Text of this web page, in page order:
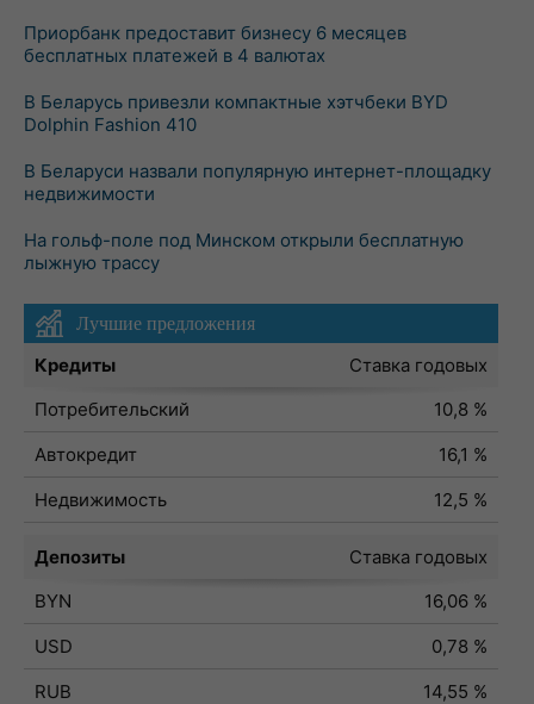
Приорбанк предоставит бизнесу 6 месяцев
бесплатных платежей в 4 валютах
В Беларусь привезли компактные хэтчбеки BYD
Dolphin Fashion 410
В Беларуси назвали популярную интернет-площадку
недвижимости
На гольф-поле под Минском открыли бесплатную
лыжную трассу
Лучшие предложения
Кредиты
Ставка годовых
Потребительский
10,8 %
Автокредит
16,1 %
Недвижимость
12,5 %
Депозиты
Ставка годовых
BYN
16,06 %
USD
0,78 %
RUB
14,55 %